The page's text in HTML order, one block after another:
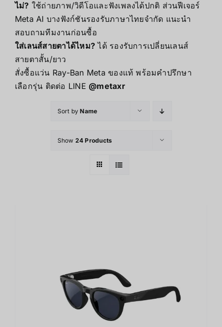
ไม่? ใช้ถ่ายภาพ/วิดีโอและฟังเพลงได้ปกติ ส่วนฟีเจอร์
Meta AI บางฟังก์ชันรองรับภาษาไทยจำกัด แนะนำ
สอบถามทีมงานก่อนซื้อ
ใส่เลนส์สายตาได้ไหม? ได้ รองรับการเปลี่ยนเลนส์
สายตาสั้น/ยาว
สั่งซื้อแว่น Ray-Ban Meta ของแท้ พร้อมคำปรึกษา
เลือกรุ่น ติดต่อ LINE@metaxr
Sort byName
Show 24 Products